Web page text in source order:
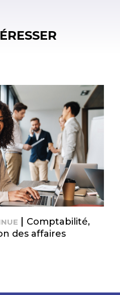
Comptabilité,
des affaires